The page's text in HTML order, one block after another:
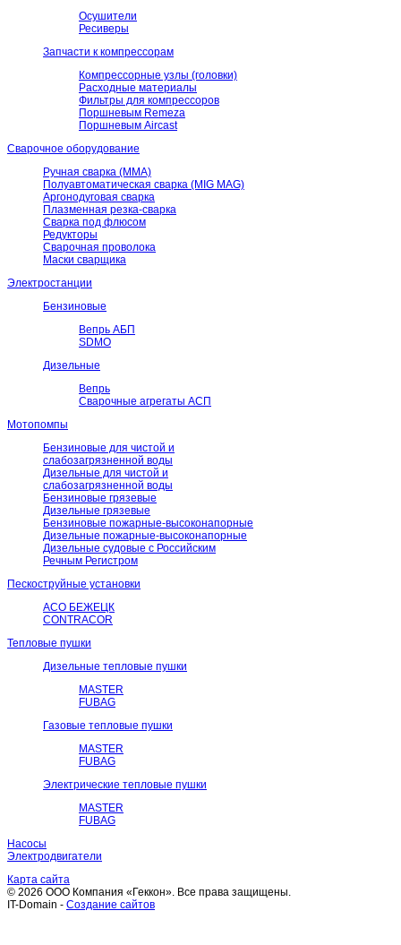
Осушители
Ресиверы
Запчасти к компрессорам
Компрессорные узлы (головки)
Расходные материалы
Фильтры для компрессоров
Поршневым Remeza
Поршневым Aircast
Сварочное оборудование
Ручная сварка (ММА)
Полуавтоматическая сварка (MIG MAG)
Аргонодуговая сварка
Плазменная резка-сварка
Сварка под флюсом
Редукторы
Сварочная проволока
Маски сварщика
Электростанции
Бензиновые
Вепрь АБП
SDMO
Дизельные
Вепрь
Сварочные агрегаты АСП
Мотопомпы
Бензиновые для чистой и
слабозагрязненной воды
Дизельные для чистой и
слабозагрязненной воды
Бензиновые грязевые
Дизельные грязевые
Бензиновые пожарные-высоконапорные
Дизельные пожарные-высоконапорные
Дизельные судовые с Российским
Речным Регистром
Пескоструйные установки
АСО БЕЖЕЦК
CONTRACOR
Тепловые пушки
Дизельные тепловые пушки
MASTER
FUBAG
Газовые тепловые пушки
MASTER
FUBAG
Электрические тепловые пушки
MASTER
FUBAG
Насосы
Электродвигатели
Карта сайта
© 2026 ООО Компания «Геккон». Все права защищены.
IT-Domain - Создание сайтов